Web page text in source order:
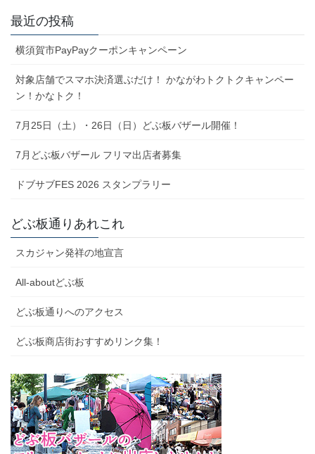
最近の投稿
横須賀市PayPayクーポンキャンペーン
対象店舗でスマホ決済選ぶだけ！ かながわトクトクキャンペー
ン！かなトク！
7月25日（土）・26日（日）どぶ板バザール開催！
7月どぶ板バザール フリマ出店者募集
ドブサブFES 2026 スタンプラリー
どぶ板通りあれこれ
スカジャン発祥の地宣言
All-aboutどぶ板
どぶ板通りへのアクセス
どぶ板商店街おすすめリンク集！